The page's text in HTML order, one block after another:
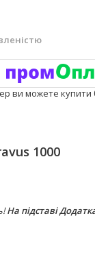
ви можете
1000
На підставі